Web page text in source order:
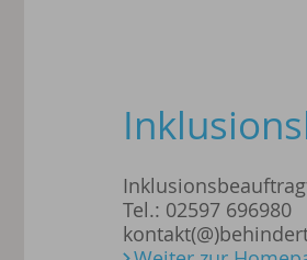
Tel.: 02597 696980